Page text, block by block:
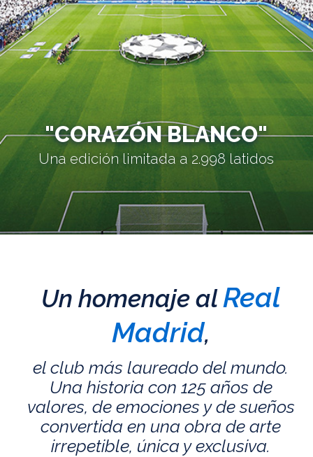
"CORAZÓN BLANCO"
Una edición limitada a 2.998 latidos
Un homenaje alReal
Madrid,
el club más laureado del mundo.
Una historia con 125 años de
valores, de emociones y de sueños
convertida en una obra de arte
irrepetible, única y exclusiva.